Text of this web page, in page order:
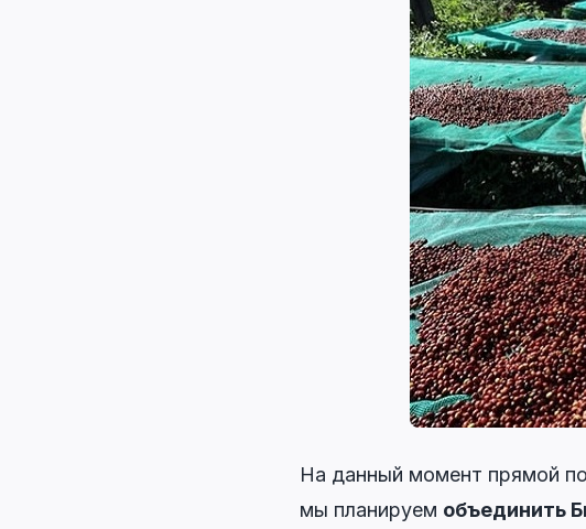
На данный момент прямой
мы планируем объединить